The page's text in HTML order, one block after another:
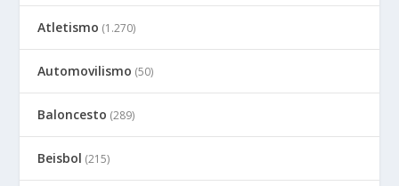
Atletismo (1.270)
Automovilismo (50)
Baloncesto (289)
Beisbol (215)